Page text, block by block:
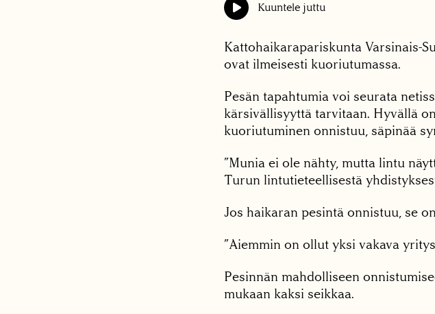
Kuuntele juttu
Kattohaikarapariskunta Varsinais-
ovat ilmeisesti kuoriutumassa.
Pesän tapahtumia voi seurata
kärsivällisyyttä tarvitaan. Hyvällä
kuoriutuminen onnistuu, säpinää
”Munia ei ole nähty, mutta lintu
Turun lintutieteellisestä
Jos haikaran pesintä onnistuu, se
”Aiemmin on ollut yksi vakava
Pesinnän mahdolliseen
mukaan kaksi seikkaa.